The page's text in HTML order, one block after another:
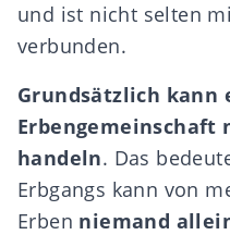
und ist nicht selten
verbunden.
Grundsätzlich kann
Erbengemeinschaft
handeln. Das
Erbgangs kann von
Erben niemand